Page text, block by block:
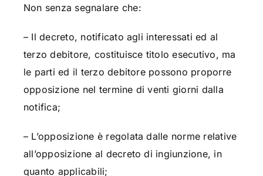
Non senza segnalare che:
– Il decreto, notificato agli interessati ed al
terzo debitore, costituisce titolo esecutivo, ma
le parti ed il terzo debitore possono proporre
opposizione nel termine di venti giorni dalla
notifica;
– L’opposizione è regolata dalle norme relative
all’opposizione al decreto di ingiunzione, in
quanto applicabili;